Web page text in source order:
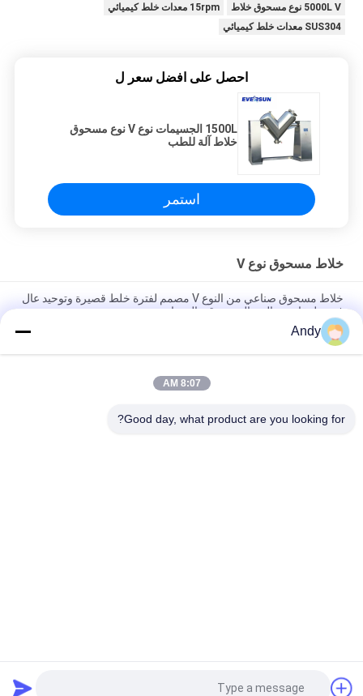
5000L V نوع مسحوق خلاط
15rpm معدات خلط كيميائي
SUS304 معدات خلط كيميائي
احصل على افضل سعر ل
1500L الجسيمات نوع V نوع مسحوق
خلاط آلة للطب
استمر
خلاط مسحوق نوع V
خلاط مسحوق صناعي من النوع V مصمم لفترة خلط قصيرة وتوحيد عال
في تطبيقات معالجة المسحوق والحبيبات
الغذائية والكيميائية مع جدار داخلي سلس وسهلة التنظيف
خلاط مسحوق من النوع V متساوية خليط عالية وبدون زوايا ميتة
Andy
8:07 AM
Good day, what product are you looking for?